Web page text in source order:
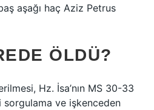
aşağı haç Aziz Petrus
ÖLDÜ?
Hz. İsa’nın MS 30-33
sorgulama ve işkenceden